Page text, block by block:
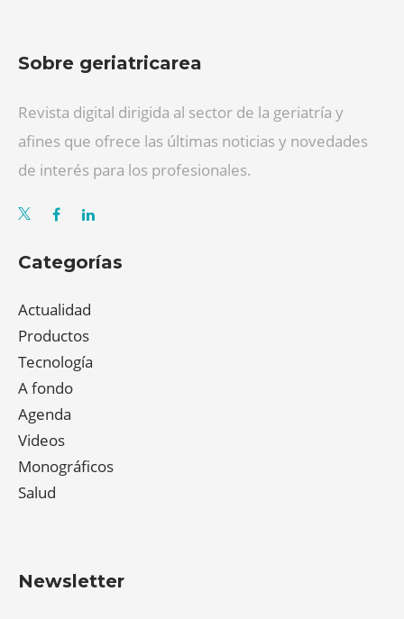
Sobre geriatricarea
Revista digital dirigida al sector de la geriatría y
afines que ofrece las últimas noticias y novedades
de interés para los profesionales.
Categorías
Actualidad
Productos
Tecnología
A fondo
Agenda
Videos
Monográficos
Salud
Newsletter